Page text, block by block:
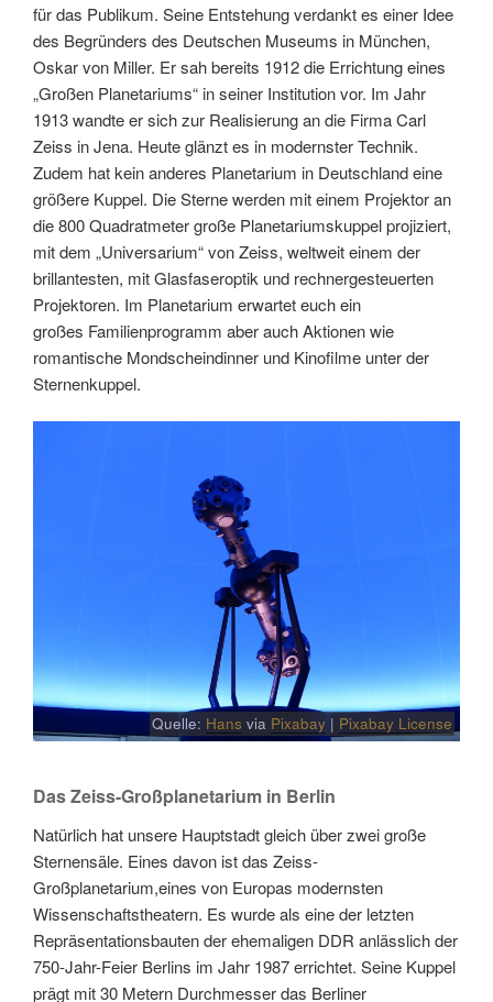
für das Publikum. Seine Entstehung verdankt es einer Idee
des Begründers des Deutschen Museums in München,
Oskar von Miller. Er sah bereits 1912 die Errichtung eines
„Großen Planetariums“ in seiner Institution vor. Im Jahr
1913 wandte er sich zur Realisierung an die Firma Carl
Zeiss in Jena. Heute glänzt es in modernster Technik.
Zudem hat kein anderes Planetarium in Deutschland eine
größere Kuppel. Die Sterne werden mit einem Projektor an
die 800 Quadratmeter große Planetariumskuppel projiziert,
mit dem „Universarium“ von Zeiss, weltweit einem der
brillantesten, mit Glasfaseroptik und rechnergesteuerten
Projektoren. Im Planetarium erwartet euch ein
großes Familienprogramm aber auch Aktionen wie
romantische Mondscheindinner und Kinofilme unter der
Sternenkuppel.
Quelle: Hans via Pixabay| Pixabay License
Das Zeiss-Großplanetarium in Berlin
Natürlich hat unsere Hauptstadt gleich über zwei große
Sternensäle. Eines davon ist das Zeiss-
Großplanetarium,eines von Europas modernsten
Wissenschaftstheatern. Es wurde als eine der letzten
Repräsentationsbauten der ehemaligen DDR anlässlich der
750-Jahr-Feier Berlins im Jahr 1987 errichtet. Seine Kuppel
prägt mit 30 Metern Durchmesser das Berliner